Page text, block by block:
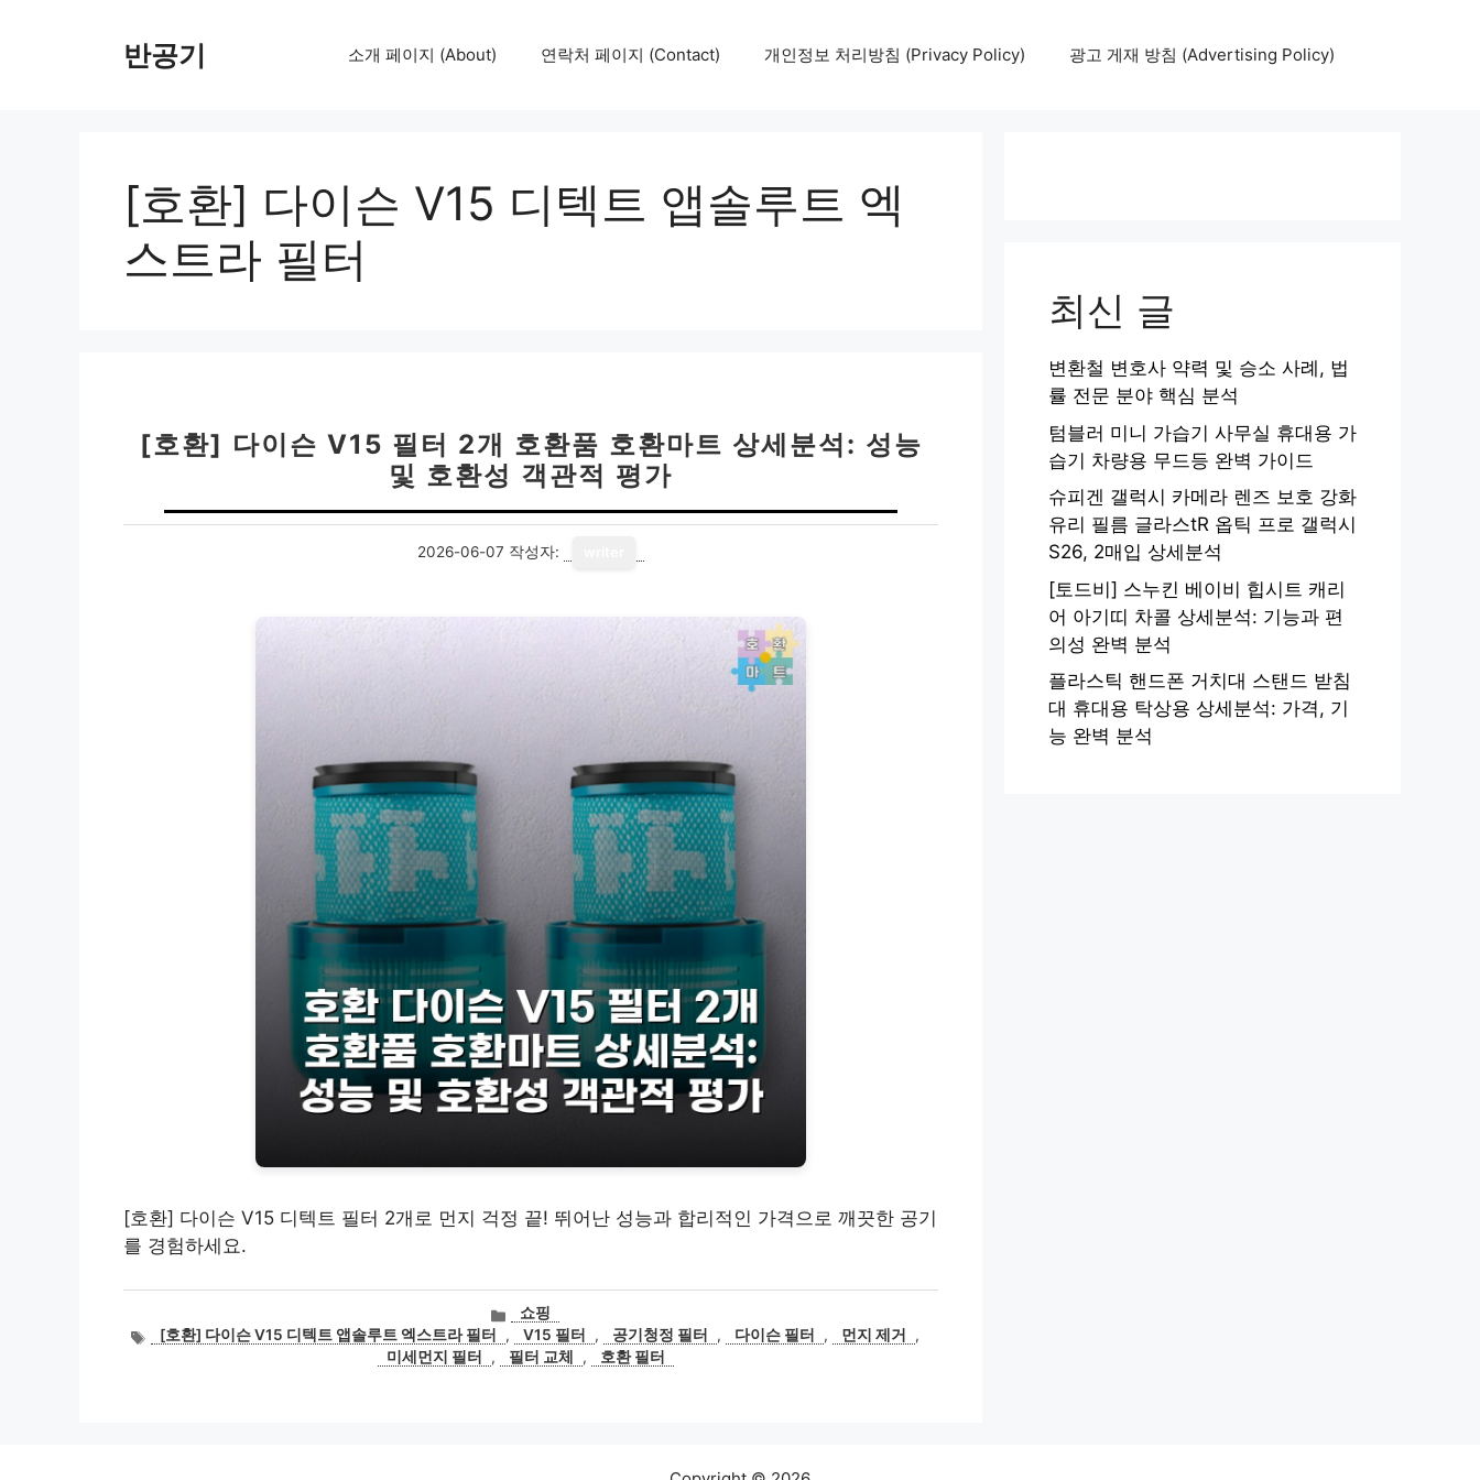
반공기 소개 페이지 (About) 연락처 페이지 (Contact) 개인정보 처리방침 (Privacy Policy) 광고 게재 방침 (Advertising Policy)
[호환] 다이슨 V15 디텍트 앱솔루트 엑
스트라 필터
[호환] 다이슨 V15 필터 2개 호환품 호환마트 상세분석: 성능
및 호환성 객관적 평가
2026-06-07 작성자:
[호환] 다이슨 V15 디텍트 필터 2개로 먼지 걱정 끝! 뛰어난 성능과 합리적인 가격으로 깨끗한 공기
를 경험하세요.
카
테
고
쇼핑
태[호환] 다이슨 V15 디텍트 앱솔루트 엑스트라 필터 , V15 필터 , 공기청정 필터 , 다이슨 필터 , 먼지 제거
,
미세먼지 필터
, 필터 교체 , 호환 필터
최신 글
변환철 변호사 약력 및 승소 사례, 법
률 전문 분야 핵심 분석
텀블러 미니 가습기 사무실 휴대용 가
습기 차량용 무드등 완벽 가이드
슈피겐 갤럭시 카메라 렌즈 보호 강화
유리 필름 글라스tR 옵틱 프로 갤럭시
S26, 2매입 상세분석
[토드비] 스누킨 베이비 힙시트 캐리
어 아기띠 차콜 상세분석: 기능과 편
의성 완벽 분석
플라스틱 핸드폰 거치대 스탠드 받침
대 휴대용 탁상용 상세분석: 가격, 기
능 완벽 분석